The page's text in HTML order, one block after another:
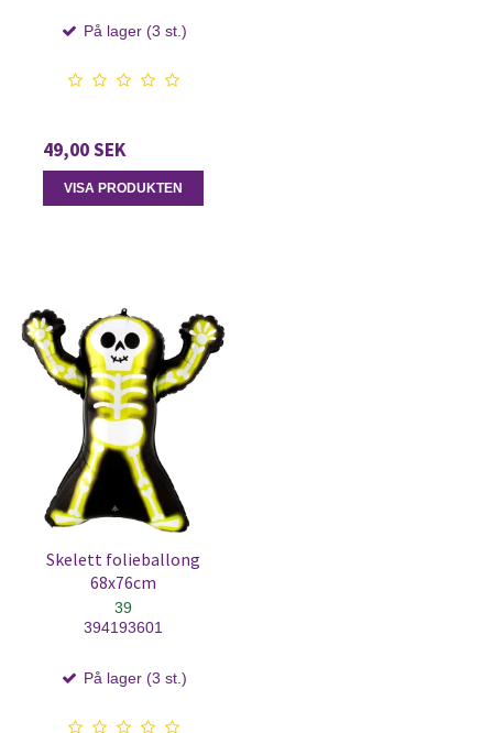
På lager (3 st.)
49,00 SEK
VISA PRODUKTEN
Skelett folieballong
68x76cm
39
394193601
På lager (3 st.)